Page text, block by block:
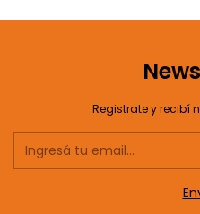
Registrate y recibí